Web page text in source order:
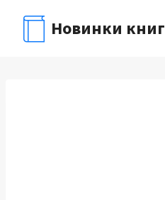
содержимому
Новинки книг